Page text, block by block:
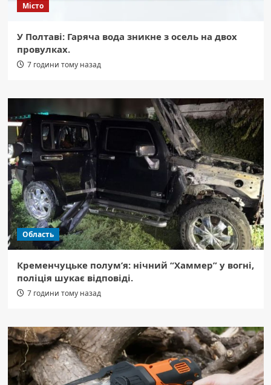
Місто
У Полтаві: Гаряча вода зникне з осель на двох
провулках.
7 години тому назад
Область
Кременчуцьке полум’я: нічний “Хаммер” у вогні,
поліція шукає відповіді.
7 години тому назад